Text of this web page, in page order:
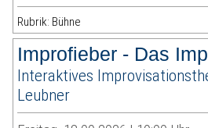
Rubrik: Bühne
Improfieber - Das
Interaktives
Leubner